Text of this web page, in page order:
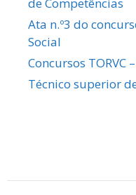
Ata n.º3 do
Social
Concursos TORVC
Técnico superior